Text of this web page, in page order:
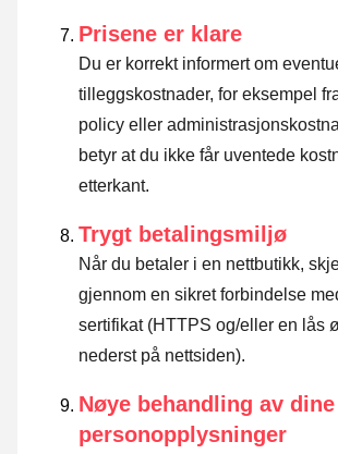
Prisene er klare
Du er korrekt informert om
tilleggskostnader, for eksempel
policy eller
betyr at du ikke får uventede
etterkant.
Trygt betalingsmiljø
Når du betaler i en nettbutikk,
gjennom en sikret forbindelse
sertifikat (HTTPS og/eller en lås
nederst på nettsiden).
Nøye behandling av dine
personopplysninger